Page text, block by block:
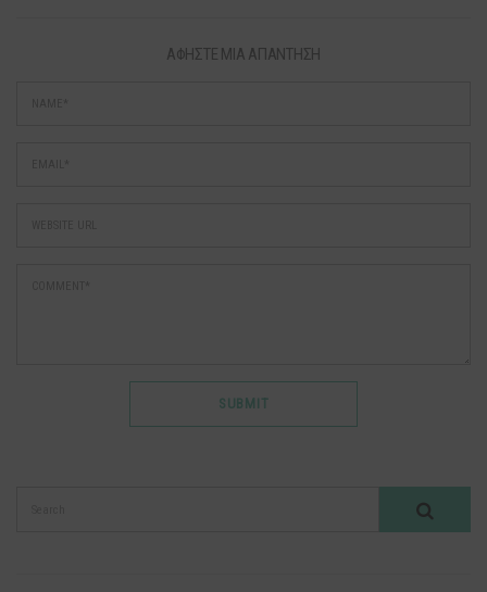
ΑΦΉΣΤΕ ΜΙΑ ΑΠΆΝΤΗΣΗ